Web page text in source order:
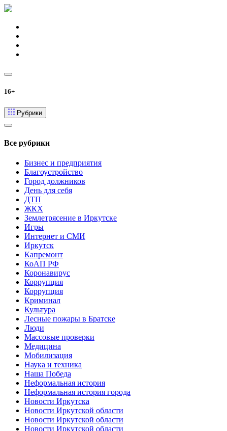
16+
Рубрики
Все рубрики
Бизнес и предприятия
Благоустройство
Город должников
День для себя
ДТП
ЖКХ
Землетрясение в Иркутске
Игры
Интернет и СМИ
Иркутск
Капремонт
КоАП РФ
Коронавирус
Коррупция
Коррупция
Криминал
Культура
Лесные пожары в Братске
Люди
Массовые проверки
Медицина
Мобилизация
Наука и техника
Наша Победа
Неформальная история
Неформальная история города
Новости Иркутска
Новости Иркутской области
Новости Иркутской области
Новости Иркутской области